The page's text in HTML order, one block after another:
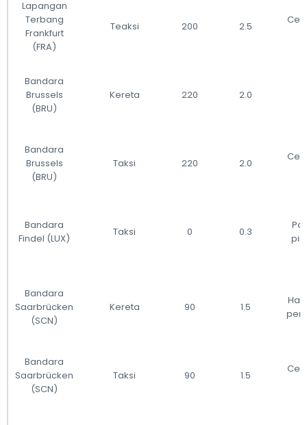
Lapangan
Terbang
Frankfurt
(FRA)
Teaksi 200 2.5
Bandara
Brussels
(BRU)
Kereta 220 2.0
Bandara
Brussels
(BRU)
Taksi 220 2.0
Bandara
Findel (LUX)
Taksi 0 0.3
Bandara
Saarbrücken
(SCN)
Kereta 90 1.5
Bandara
Saarbrücken
(SCN)
Taksi 90 1.5